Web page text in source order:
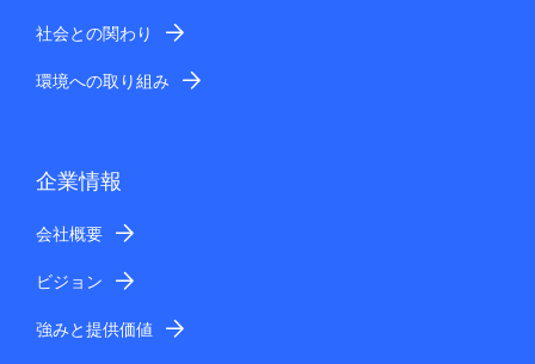
社会との関わり
環境への取り組み
企業情報
会社概要
ビジョン
強みと提供価値